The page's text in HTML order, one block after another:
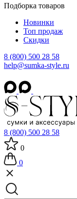
Подборка товаров
Новинки
Топ продаж
Скидки
8 (800) 500 28 58
help@sumka-style.ru
8 (800) 500 28 58
0
0